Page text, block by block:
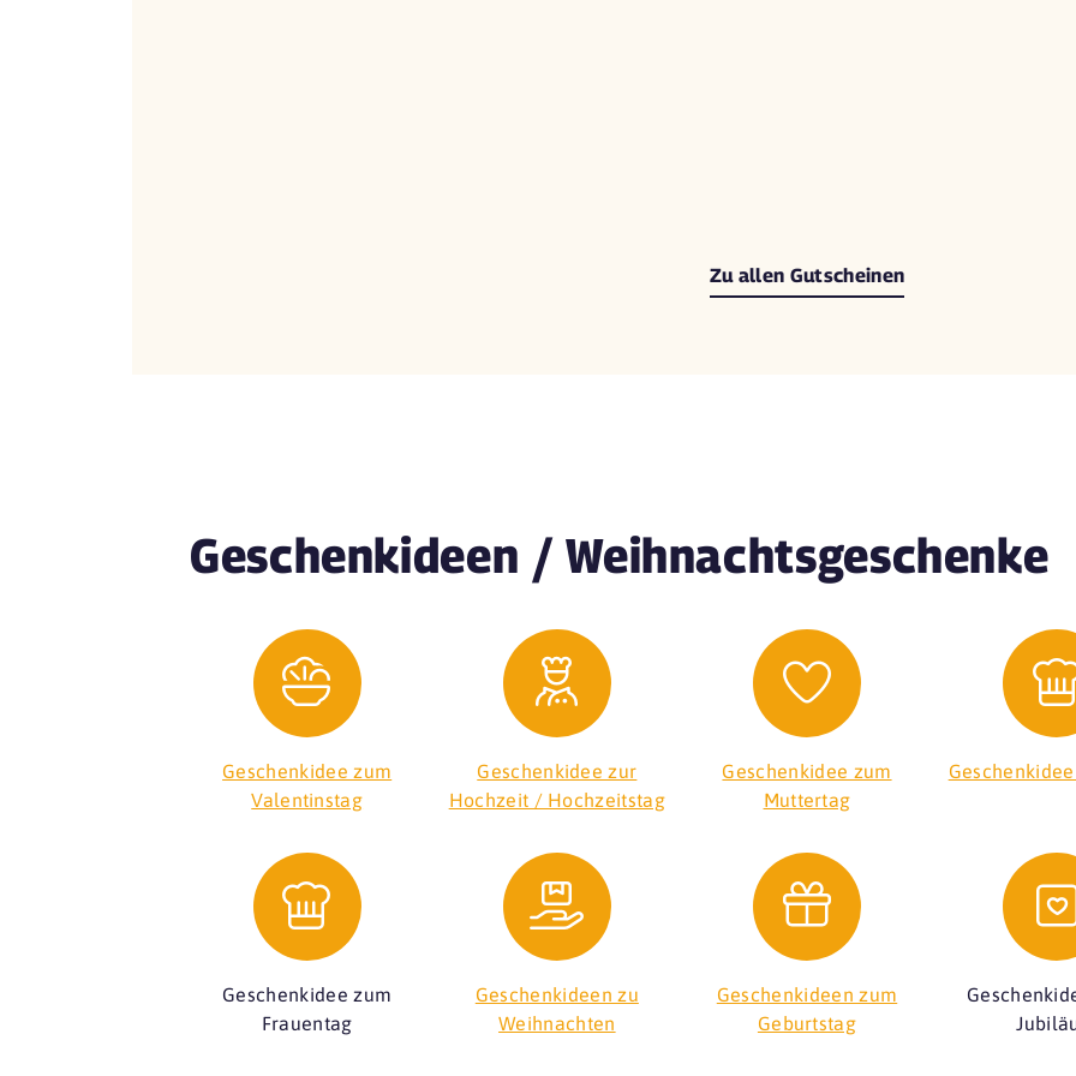
Zu allen Gutscheinen
Geschenkideen / Weihnachtsgeschenke
Geschenkidee zum
Valentinstag
Geschenkidee zur
Hochzeit / Hochzeitstag
Geschenkidee zum
Muttertag
Geschenkidee zum
Frauentag
Geschenkideen zu
Weihnachten
Geschenkideen zum
Geburtstag